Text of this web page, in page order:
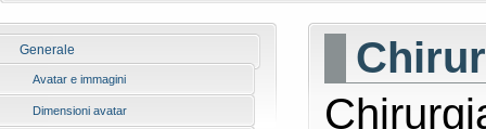
Generale
Avatar e immagini
Dimensioni avatar